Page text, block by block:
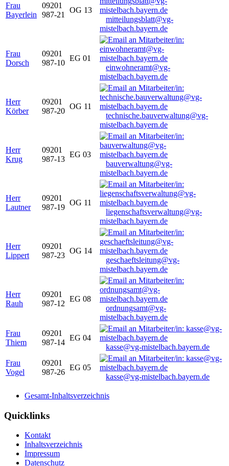
Frau
Bayerlein
09201
987-21
OG 13
mitteilungsblatt@vg-
mistelbach.bayern.de
Frau
Dorsch
09201
987-10
EG 01
einwohneramt@vg-
mistelbach.bayern.de
Herr
Körber
09201
987-20
OG 11
technische.bauverwaltung@vg-
mistelbach.bayern.de
Herr
Krug
09201
987-13
EG 03
bauverwaltung@vg-
mistelbach.bayern.de
Herr
Lautner
09201
987-19
OG 11
liegenschaftsverwaltung@vg-
mistelbach.bayern.de
Herr
Lippert
09201
987-23
OG 14
geschaeftsleitung@vg-
mistelbach.bayern.de
Herr
Rauh
09201
987-12
EG 08
ordnungsamt@vg-
mistelbach.bayern.de
Frau
Thiem
09201
987-14
EG 04
kasse@vg-mistelbach.bayern.de
Frau
Vogel
09201
987-26
EG 05
kasse@vg-mistelbach.bayern.de
Gesamt-Inhaltsverzeichnis
Quicklinks
Kontakt
Inhaltsverzeichnis
Impressum
Datenschutz